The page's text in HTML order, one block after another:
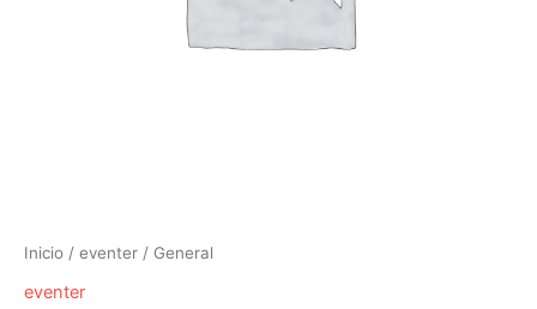
Inicio / eventer / General
eventer